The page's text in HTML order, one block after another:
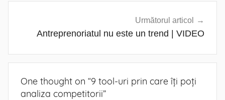
Următorul articol
Antreprenoriatul nu este un trend | VIDEO
One thought on “9 tool-uri prin care îți poți
analiza competitorii”